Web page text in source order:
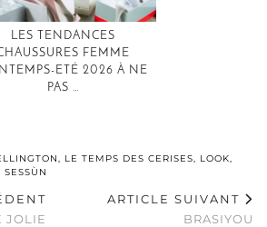
LES TENDANCES
FEMME
ETÉ 2026 À NE
PAS …
, LE TEMPS DES CERISES, LOOK,
SESSÙN
JOLIE
ARTICLE SUIVANT
BRASIYOU